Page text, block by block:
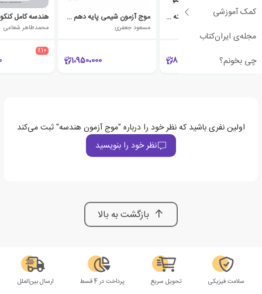
کمک آموزشی
مجله‌ی ایران‌کتاب
چی بخونم؟
موج آزمون ریاضیات گسسته و آمار و احتمال
800،000
موج آزمون شیمی پایه دهم و یازدهم
مسعود جعفری
1،950،000
محمدطاهر شعاعی
٪10
اولین نفری باشید که نظر خود را درباره "موج آزمون هندسه" ثبت می‌کند
نظر خود را بنویسید
بازگشت به بالا
سلامت فیزیکی تحویل سریع پرداخت در 4 قسط ارسال بین‌الملل